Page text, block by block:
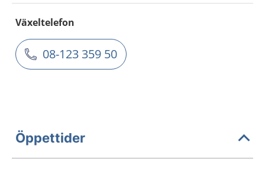
Växeltelefon
08-123 359 50
Öppettider